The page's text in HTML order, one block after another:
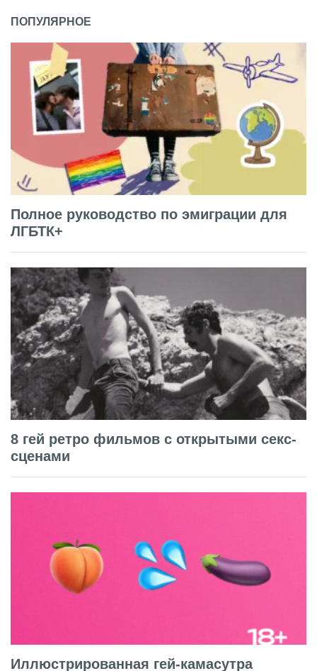
ПОПУЛЯРНОЕ
Полное руководство по эмиграции для
ЛГБТК+
8 гей ретро фильмов с открытыми секс-
сценами
Иллюстрированная гей-камасутра